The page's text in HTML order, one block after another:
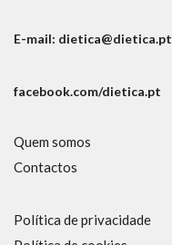
E-mail: dietica@dietica.pt
facebook.com/dietica.pt
Quem somos
Contactos
Política de privacidade